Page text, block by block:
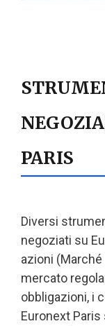
PARIS
Diversi
negoziati su
azioni (Marché
mercato
obbligazioni, i
Euronext